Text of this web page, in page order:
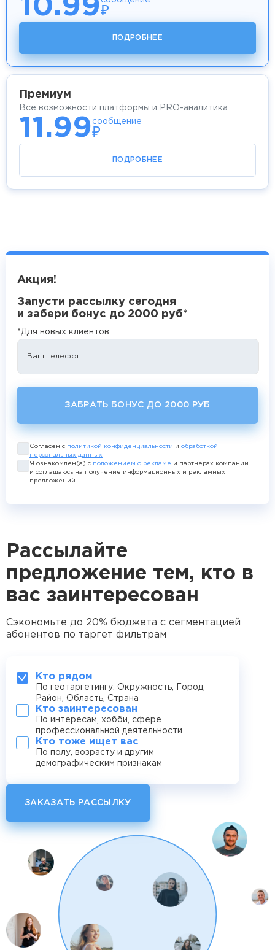
10.99₽
ПОДРОБНЕЕ
Премиум
Все возможности платформы и PRO-аналитика
11.99 сообщение
₽
ПОДРОБНЕЕ
Акция!
Запусти рассылку сегодня
и забери бонус до 2000 руб*
*Для новых клиентов
Ваш телефон
ЗАБРАТЬ БОНУС ДО 2000 РУБ
Согласен с политикой конфиденциальности и обработкой
персональных данных
Я ознакомлен(а) с положением о рекламе и партнёрах компании
и соглашаюсь на получение информационных и рекламных
предложений
Рассылайте
предложение тем, кто в
вас заинтересован
Сэкономьте до 20% бюджета с сегментацией
абонентов по таргет фильтрам
Кто рядом
По геотаргетингу: Окружность, Город,
Район, Область, Страна
Кто заинтересован
По интересам, хобби, сфере
профессиональной деятельности
Кто тоже ищет вас
По полу, возрасту и другим
демографическим признакам
ЗАКАЗАТЬ РАССЫЛКУ